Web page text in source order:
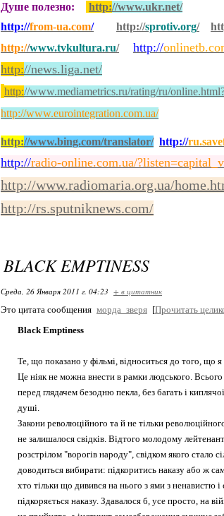
Душе полезно:
http://www.ukr.net/
http://from-ua.com/ http://sprotiv.org/
http://www.tvkultura.ru/ http://
http://news.liga.net/
http://www.mediametrics.ru/rating/ru/
http://www.eurointegration.com.ua/
http://www.bing.com/translator/ http://
http://radio-online.com.ua/
http://www.radiomaria.org.ua/
http://rs.sputniknews.com/
BLACK EMPTINESS
Среда, 26 Января 2011 г. 04:23 + в цитатник
Это цитата сообщения морда_зверя [Прочитать
Black Emptiness
Те, що показано у фільмі, відноситься до того, що
Це ніяк не можна внести в рамки людського.
перед глядачем безодню пекла, без багать і
душі.
Закони революційного та й не тільки
не залишалося свідків. Відтого молодому
розстрілом "ворогів народу", свідком якого стало
доводиться вибирати: підкоритись наказу або ж
хто тільки що дивився на нього з ями з ненавистю
підкоряється наказу. Здавалося б, усе просто, на